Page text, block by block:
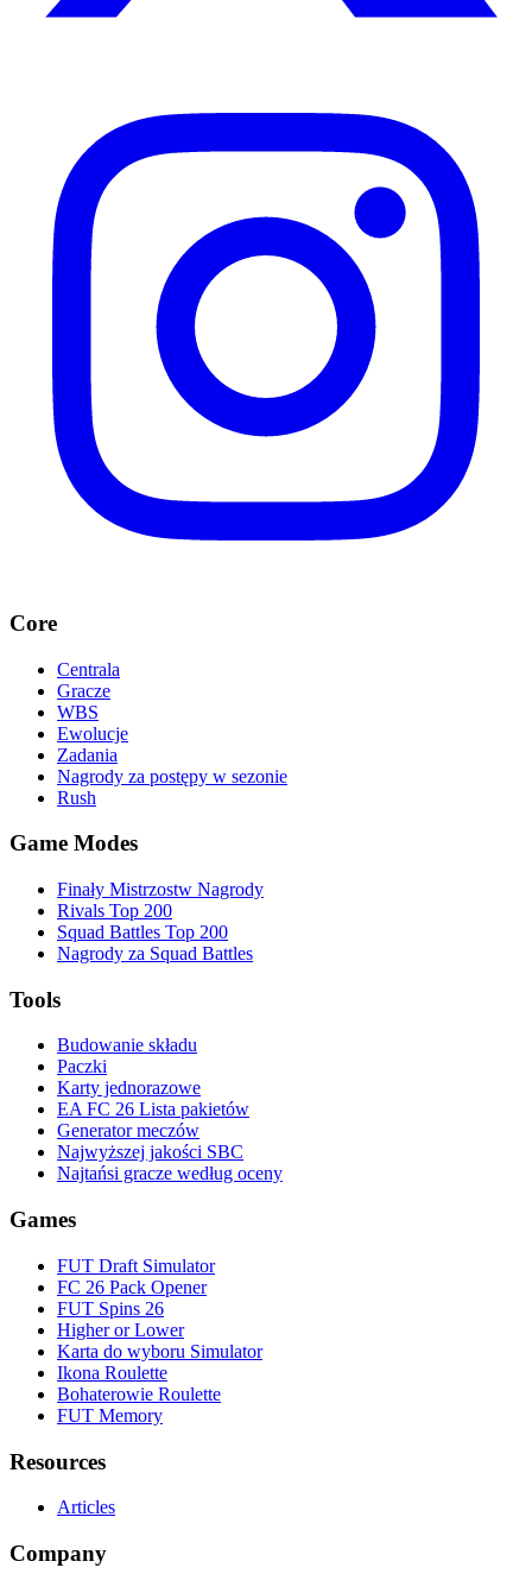
Core
Centrala
Gracze
WBS
Ewolucje
Zadania
Nagrody za postępy w sezonie
Rush
Game Modes
Finały Mistrzostw Nagrody
Rivals Top 200
Squad Battles Top 200
Nagrody za Squad Battles
Tools
Budowanie składu
Paczki
Karty jednorazowe
EA FC 26 Lista pakietów
Generator meczów
Najwyższej jakości SBC
Najtańsi gracze według oceny
Games
FUT Draft Simulator
FC 26 Pack Opener
FUT Spins 26
Higher or Lower
Karta do wyboru Simulator
Ikona Roulette
Bohaterowie Roulette
FUT Memory
Resources
Articles
Company